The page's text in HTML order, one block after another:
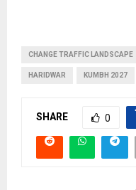
CHANGE TRAFFIC LANDSCAPE
HARIDWAR KUMBH 2027
SHARE 0